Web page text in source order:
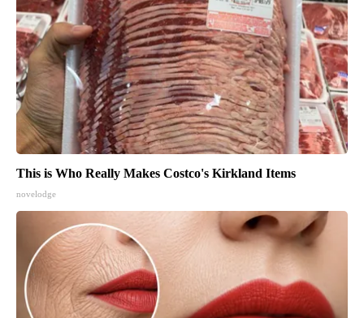
This is Who Really Makes Costco's Kirkland Items
novelodge